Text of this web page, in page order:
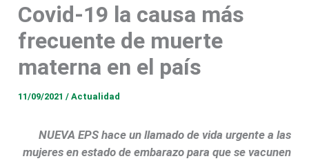
Covid-19 la causa más
frecuente de muerte
materna en el país
11/09/2021/Actualidad
NUEVA EPS hace un llamado de vida urgente a las
mujeres en estado de embarazo para que se vacunen